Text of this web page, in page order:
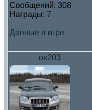
Сообщений: 308
Награды: 7
Данные в игре
ox203